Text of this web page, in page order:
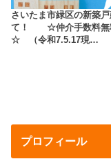
さいたま市緑区の新築
て！ ☆仲介手数料無
☆ （令和7.5.17現…
プロフィール